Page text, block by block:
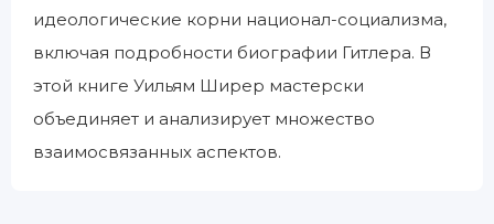
идеологические корни национал-социализма,
включая подробности биографии Гитлера. В
этой книге Уильям Ширер мастерски
объединяет и анализирует множество
взаимосвязанных аспектов.